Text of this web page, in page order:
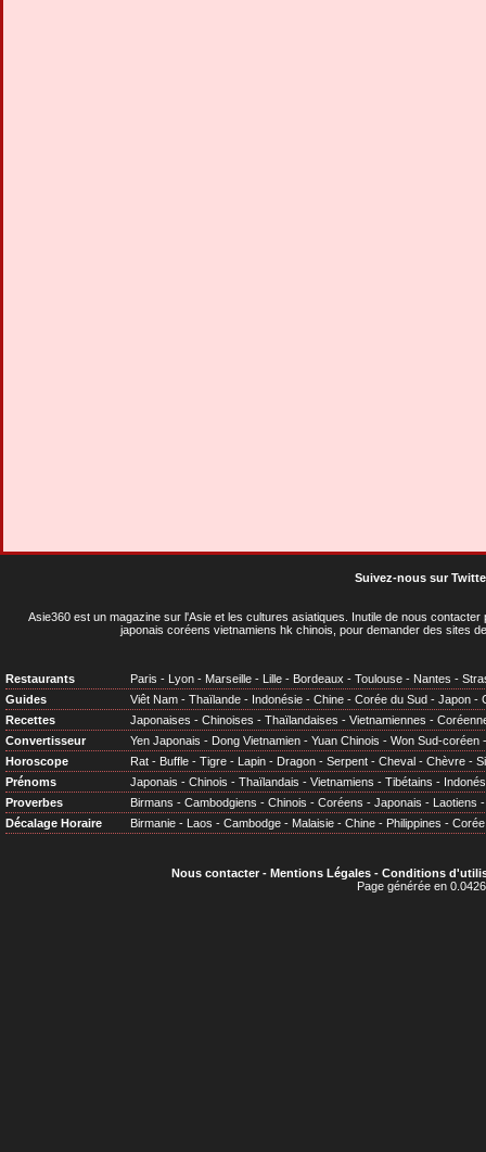
Suivez-nous sur
Asie360 est un magazine sur l'Asie et les cultures asiatiques . Inutile de nous
japonais coréens vietnamiens hk chinois, pour demander des sites
Restaurants Paris - Lyon - Marseille - Lille - Bordeaux - Toulouse - Nantes -
Guides
Viêt Nam - Thaïlande - Indonésie - Chine - Corée du Sud - Japon -
Recettes
Japonaises - Chinoises - Thaïlandaises - Vietnamiennes -
Convertisseur
Yen Japonais - Dong Vietnamien - Yuan Chinois - Won Sud-coréen
Horoscope
Rat - Buffle - Tigre - Lapin - Dragon - Serpent - Cheval - Chèvre -
Prénoms
Japonais - Chinois - Thaïlandais - Vietnamiens - Tibétains -
Proverbes
Birmans - Cambodgiens - Chinois - Coréens - Japonais - Laotiens
Décalage Horaire
Birmanie - Laos - Cambodge - Malaisie - Chine - Philippines - Corée
Nous contacter- Mentions Légales- Conditions
Page générée en